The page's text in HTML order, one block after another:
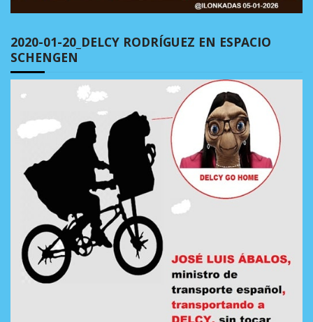
2020-01-20_DELCY RODRÍGUEZ EN ESPACIO
SCHENGEN